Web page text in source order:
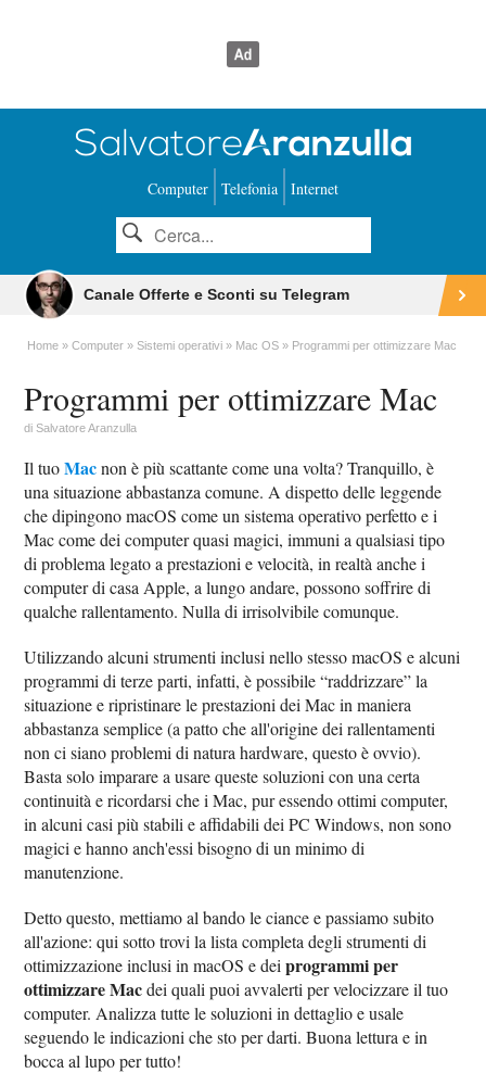
Computer Telefonia Internet
Canale Offerte e Sconti su Telegram
Home Computer Sistemi operativi Mac OS Programmi per ottimizzare Mac
Programmi per ottimizzare Mac
diSalvatore Aranzulla
Il tuoMacnon è più scattante come una volta? Tranquillo, è
una situazione abbastanza comune. A dispetto delle leggende
che dipingono macOS come un sistema operativo perfetto e i
Mac come dei computer quasi magici, immuni a qualsiasi tipo
di problema legato a prestazioni e velocità, in realtà anche i
computer di casa Apple, a lungo andare, possono soffrire di
qualche rallentamento. Nulla di irrisolvibile comunque.
Utilizzando alcuni strumenti inclusi nello stesso macOS e alcuni
programmi di terze parti, infatti, è possibile “raddrizzare” la
situazione e ripristinare le prestazioni dei Mac in maniera
abbastanza semplice (a patto che all'origine dei rallentamenti
non ci siano problemi di natura hardware, questo è ovvio).
Basta solo imparare a usare queste soluzioni con una certa
continuità e ricordarsi che i Mac, pur essendo ottimi computer,
in alcuni casi più stabili e affidabili dei PC Windows, non sono
magici e hanno anch'essi bisogno di un minimo di
manutenzione.
Detto questo, mettiamo al bando le ciance e passiamo subito
all'azione: qui sotto trovi la lista completa degli strumenti di
ottimizzazione inclusi in macOS e deiprogrammi per
ottimizzare Macdei quali puoi avvalerti per velocizzare il tuo
computer. Analizza tutte le soluzioni in dettaglio e usale
seguendo le indicazioni che sto per darti. Buona lettura e in
bocca al lupo per tutto!